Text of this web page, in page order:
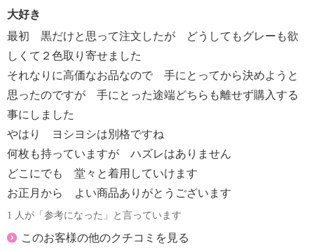
大好き
最初 黒だけと思って注文したが どうしてもグレーも欲
しくて２色取り寄せました
それなりに高価なお品なので 手にとってから決めようと
思ったのですが 手にとった途端どちらも離せず購入する
事にしました
やはり ヨシヨシは別格ですね
何枚も持っていますが ハズレはありません
どこにでも 堂々と着用していけます
お正月から よい商品ありがとうございます
1 人が「参考になった」と言っています
このお客様の他のクチコミを見る